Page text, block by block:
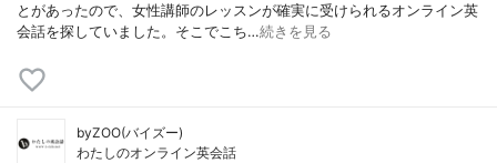
とがあったので、女性講師のレッスンが確実に受けられるオンライン英
会話を探していました。そこでこち…続きを見る
byZOO(バイズー)
わたしのオンライン英会話